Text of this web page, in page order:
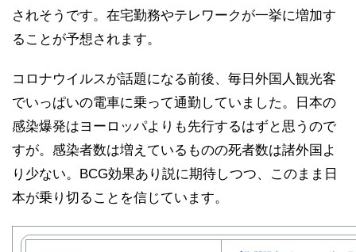
されそうです。在宅勤務やテレワークが一挙に増加す
ることが予想されます。
コロナウイルスが話題になる前後、毎日外国人観光客
でいっぱいの電車に乗って通勤していました。日本の
感染爆発はヨーロッパよりも先行するはずと思うので
すが。感染者数は増えているものの死者数は諸外国よ
り少ない。BCG効果あり説に期待しつつ、このまま日
本が乗り切ることを信じています。